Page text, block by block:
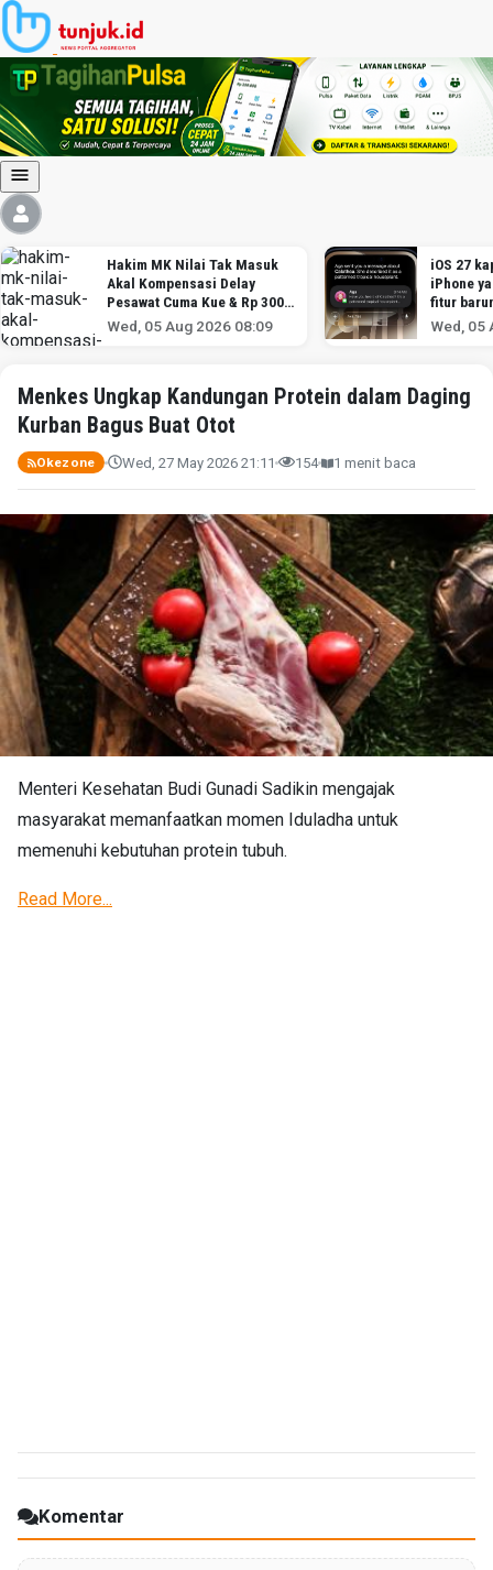
Hakim MK Nilai Tak Masuk
Akal Kompensasi Delay
Pesawat Cuma Kue & Rp 300
Ribu
Wed, 05 Aug 2026 08:09
iOS 27
iPhone
fitur
Wed, 05
Menkes Ungkap Kandungan Protein dalam Daging
Kurban Bagus Buat Otot
Okezone Wed, 27 May 2026 21:11 154 1 menit baca
Menteri Kesehatan Budi Gunadi Sadikin mengajak
masyarakat memanfaatkan momen Iduladha untuk
memenuhi kebutuhan protein tubuh.
Read More...
Komentar